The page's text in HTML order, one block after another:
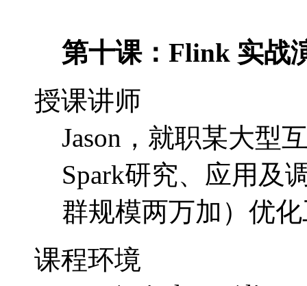
第十课：Flink 实战
授课讲师
Jason，就职某大型
Spark研究、应用及
群规模两万加）优
课程环境